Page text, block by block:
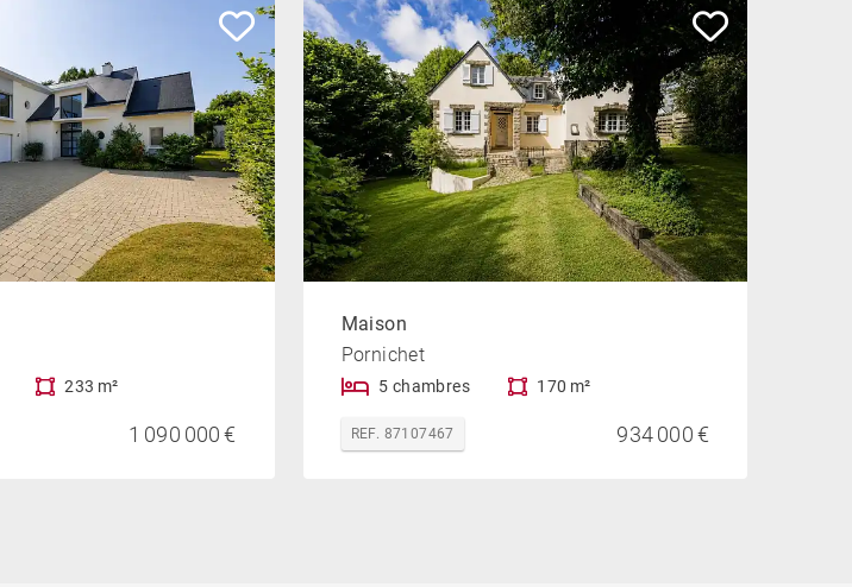
233 m²
1 090 000 €
Maison
Pornichet
5 chambres 170 m²
REF. 87107467 934 000 €